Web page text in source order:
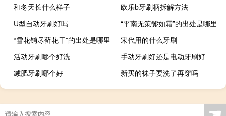
和冬天长什么样子
欧乐b牙刷柄拆解方法
U型自动牙刷好吗
“平南无策鬓如霜”的出处是哪里
“雪花销尽藓花干”的出处是哪里
宋代用的什么牙刷
活动牙刷哪个好洗
手动牙刷好还是电动牙刷好
减肥牙刷哪个好
新买的袜子要洗了再穿吗